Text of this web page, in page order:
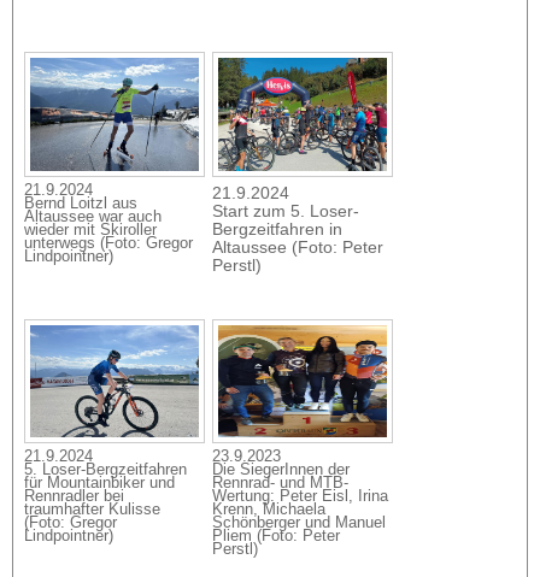
21.9.2024
Bernd Loitzl aus
Altaussee war auch
wieder mit Skiroller
unterwegs (Foto: Gregor
Lindpointner)
21.9.2024
Start zum 5. Loser-
Bergzeitfahren in
Altaussee (Foto: Peter
Perstl)
21.9.2024
5. Loser-Bergzeitfahren
für Mountainbiker und
Rennradler bei
traumhafter Kulisse
(Foto: Gregor
Lindpointner)
23.9.2023
Die SiegerInnen der
Rennrad- und MTB-
Wertung: Peter Eisl, Irina
Krenn, Michaela
Schönberger und Manuel
Pliem (Foto: Peter
Perstl)